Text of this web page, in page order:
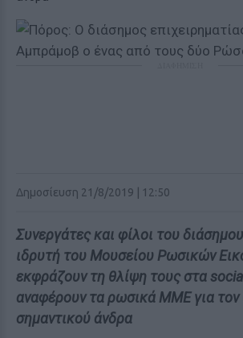
Δημοσίευση 21/8/2019 | 12:50
Συνεργάτες και φίλοι του
ιδρυτή του Μουσείου Ρωσικών
εκφράζουν τη θλίψη τους στα
αναφέρουν τα ρωσικά ΜΜΕ για τον
σημαντικού άνδρα